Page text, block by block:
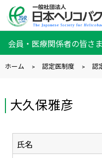
会員・医療関係者の皆さ
ホーム 認定医制度 認
大久保雅彦
氏名